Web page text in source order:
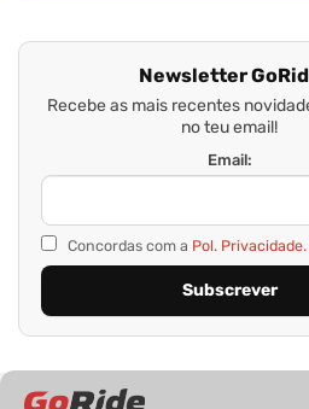
Newsletter
Recebe as mais recentes
no teu email!
Email:
Concordas com a Pol. Privacidade.